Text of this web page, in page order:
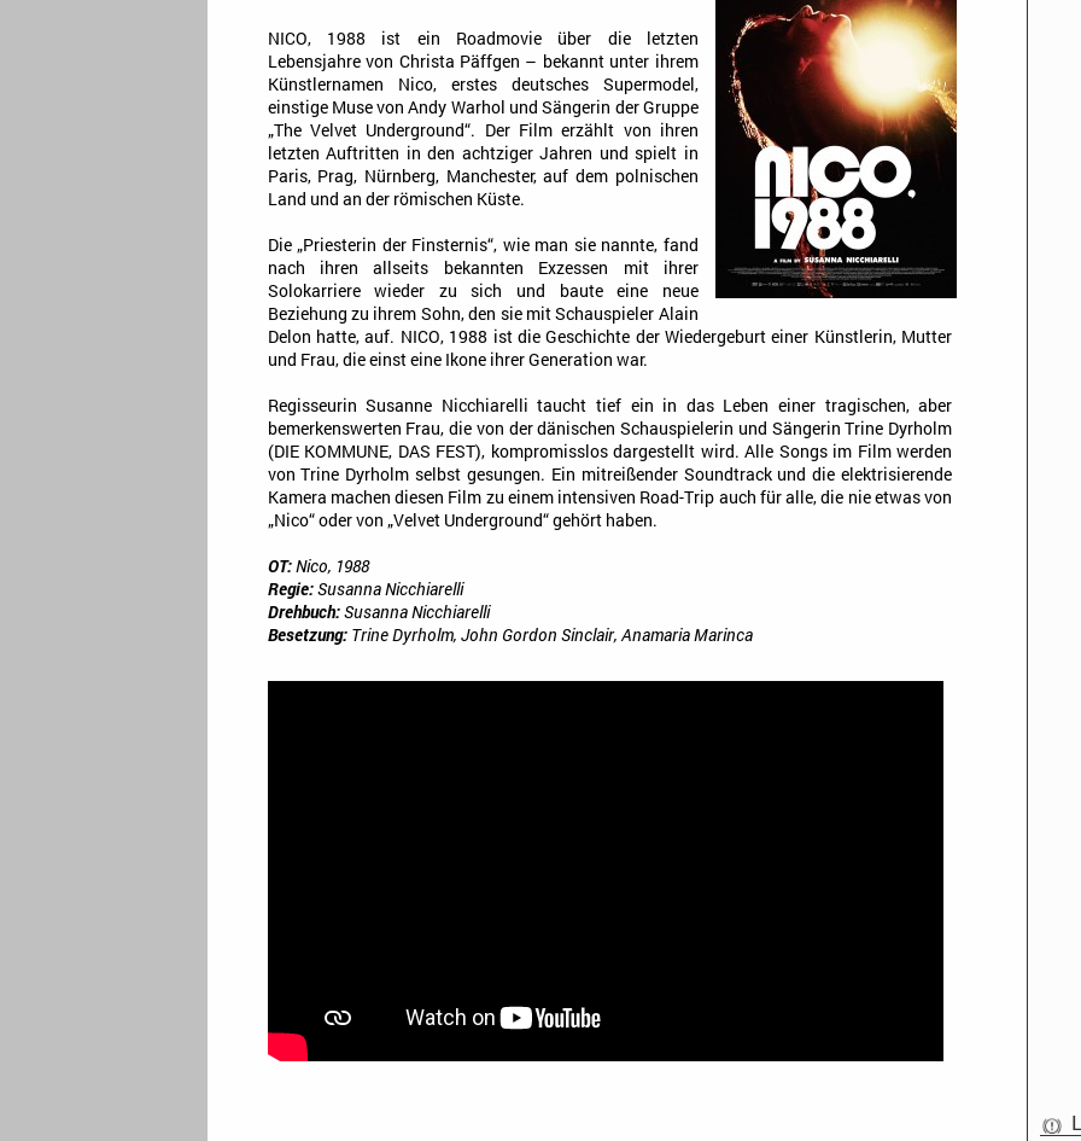
NICO, 1988 ist ein Roadmovie über die letzten
Lebensjahre von Christa Päffgen – bekannt unter ihrem
Künstlernamen Nico, erstes deutsches Supermodel,
einstige Muse von Andy Warhol und Sängerin der Gruppe
„The Velvet Underground“. Der Film erzählt von ihren
letzten Auftritten in den achtziger Jahren und spielt in
Paris, Prag, Nürnberg, Manchester, auf dem polnischen
Land und an der römischen Küste.
Die „Priesterin der Finsternis“, wie man sie nannte, fand
nach ihren allseits bekannten Exzessen mit ihrer
Solokarriere wieder zu sich und baute eine neue
Beziehung zu ihrem Sohn, den sie mit Schauspieler Alain
Delon hatte, auf. NICO, 1988 ist die Geschichte der Wiedergeburt einer Künstlerin, Mutter
und Frau, die einst eine Ikone ihrer Generation war.
Regisseurin Susanne Nicchiarelli taucht tief ein in das Leben einer tragischen, aber
bemerkenswerten Frau, die von der dänischen Schauspielerin und Sängerin Trine Dyrholm
(DIE KOMMUNE, DAS FEST), kompromisslos dargestellt wird. Alle Songs im Film werden
von Trine Dyrholm selbst gesungen. Ein mitreißender Soundtrack und die elektrisierende
Kamera machen diesen Film zu einem intensiven Road-Trip auch für alle, die nie etwas von
„Nico“ oder von „Velvet Underground“ gehört haben.
OT:Nico, 1988
Regie:Susanna Nicchiarelli
Drehbuch:Susanna Nicchiarelli
Besetzung:Trine Dyrholm, John Gordon Sinclair, Anamaria Marinca